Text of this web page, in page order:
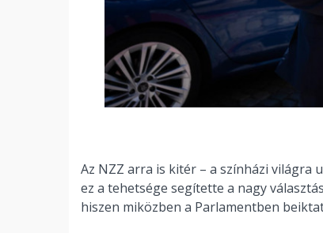
Az NZZ arra is kitér – a színházi világra
ez a tehetsége segítette a nagy
hiszen miközben a Parlamentben